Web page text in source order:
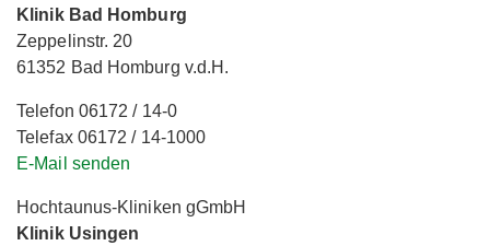
Klinik Bad Homburg
Zeppelinstr. 20
61352 Bad Homburg v.d.H.
Telefon 06172 / 14-0
Telefax 06172 / 14-1000
E-Mail senden
Hochtaunus-Kliniken gGmbH
Klinik Usingen